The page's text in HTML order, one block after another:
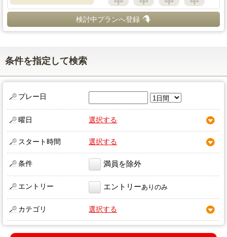
検討中プランへ登録
条件を指定して検索
プレー日
曜日 選択する
スタート時間 選択する
条件 満員を除外
エントリー エントリーありのみ
カテゴリ 選択する